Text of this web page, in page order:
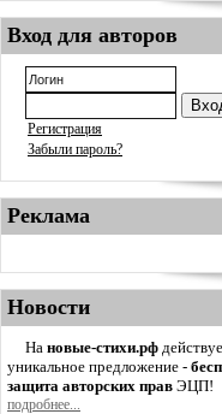
Вход для авторов
Регистрация
Забыли пароль?
Реклама
Новости
На новые-стихи.рф
уникальное предложение -
защита авторских прав ЭЦП!
подробнее...